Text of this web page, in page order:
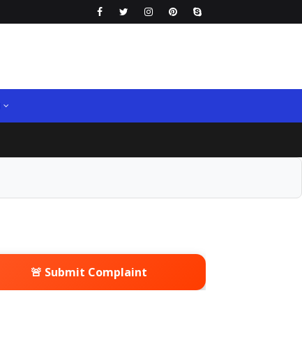
🚨 Submit Complaint